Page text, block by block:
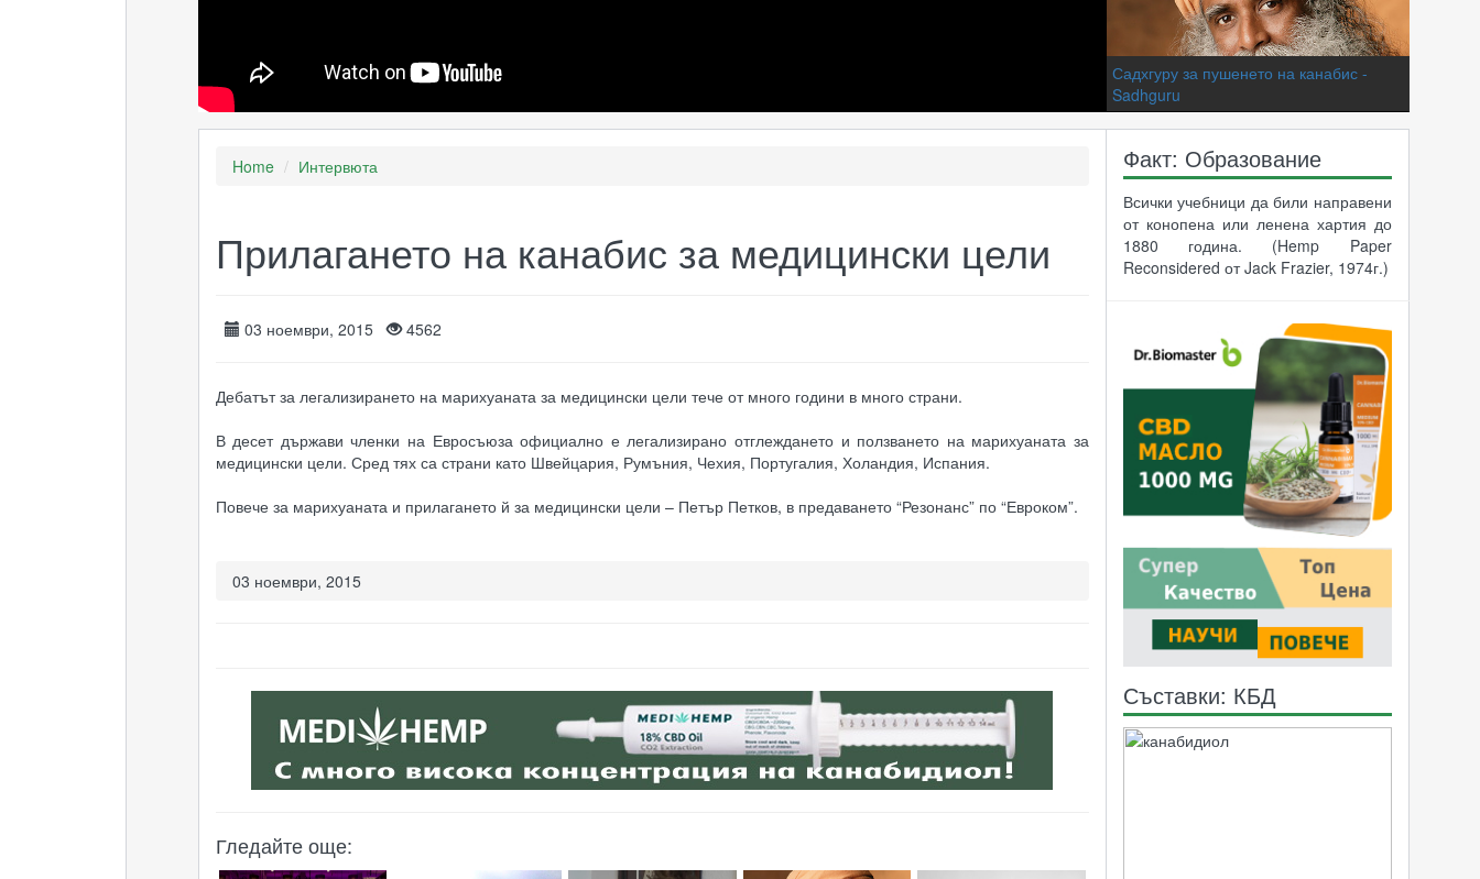
Садхгуру за пушенето на канабис -
Sadhguru
Разбита лаборатория за канабис
Ganja Yoga - Ганджа Йога
Идустриален коноп - абсурди и факти
Искат легализация на медицинската
марихуана - конопеното растение
помага на тежко болни, но е незаконно
Home Интервюта
Прилагането на канабис за медицински цели
03 ноември, 2015 4562
Дебатът за легализирането на марихуаната за медицински цели тече от много години в много страни.
В десет държави членки на Евросъюза официално е легализирано отглеждането и ползването на марихуаната за
медицински цели. Сред тях са страни като Швейцария, Румъния, Чехия, Португалия, Холандия, Испания.
Повече за марихуаната и прилагането й за медицински цели – Петър Петков, в предаването “Резонанс” по “Евроком”.
03 ноември, 2015
Гледайте още:
Факт: Образование
Всички учебници да били направени
от конопена или ленена хартия до
1880 година. (Hemp Paper
Reconsidered от Jack Frazier, 1974г.)
Съставки: КБД